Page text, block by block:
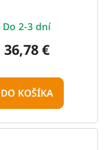
Do 2-3 dní
36,78 €
DO KOŠÍKA